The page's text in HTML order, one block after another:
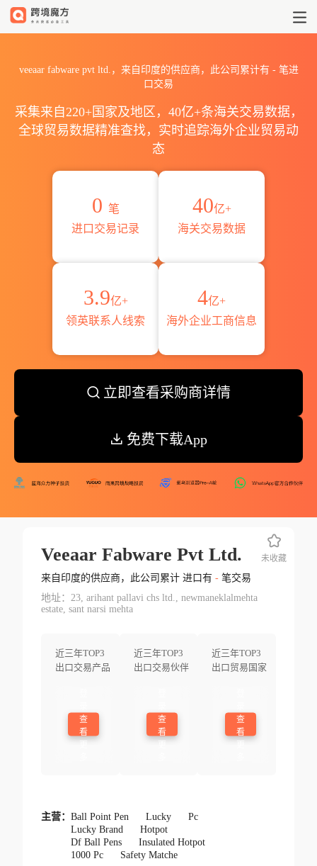
veeaar fabware pvt ltd.，来自印度的供应商，此公司累计有 -笔进
口交易
采集来自220+国家及地区，40亿+条海关交易数据，
全球贸易数据精准查找，实时追踪海外企业贸易动
态
0 笔
进口交易记录
40亿+
海关交易数据
3.9亿+
领英联系人线索
4亿+
海外企业工商信息
立即查看采购商详情
免费下载App
Veeaar Fabware Pvt Ltd.
来自印度的供应商，此公司累计 进口有 -笔交易
地址：23, arihant pallavi chs ltd., newmaneklalmehta
estate, sant narsi mehta
近三年TOP3
出口交易产品
查
看
近三年TOP3
出口交易伙伴
查
看
近三年TOP3
出口贸易国家
查
看
未收藏
主营： Ball Point Pen Lucky
Pc
Lucky Brand
Hotpot
Df Ball Pens
Insulated Hotpot
1000 Pc
Safety Matche